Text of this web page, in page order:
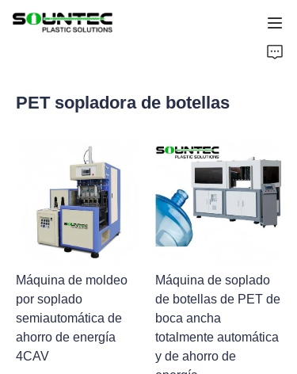
PET sopladora de botellas
Máquina de moldeo
por soplado
semiautomática de
ahorro de energía
4CAV
Máquina de soplado
de botellas de PET de
boca ancha
totalmente automática
y de ahorro de
Productos
Caso Global
Sobre nosotros
Contáctanos